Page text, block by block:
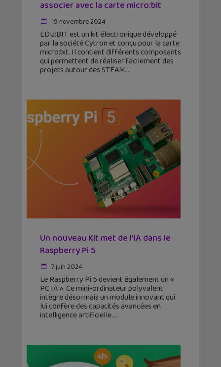
associer avec la carte micro:bit
19 novembre 2024
EDU:BIT est un kit électronique développé
par la société Cytron et conçu pour la carte
micro:bit. Il contient différents composants
qui permettent de réaliser facilement des
projets autour des STEAM
Un nouveau Kit met de l’IA dans le
Raspberry Pi 5
7 juin 2024
Le Raspberry Pi 5 devient également un «
PC IA ». Ce mini-ordinateur polyvalent
intègre désormais un module innovant qui
lui confère des capacités avancées en
intelligence artificielle.